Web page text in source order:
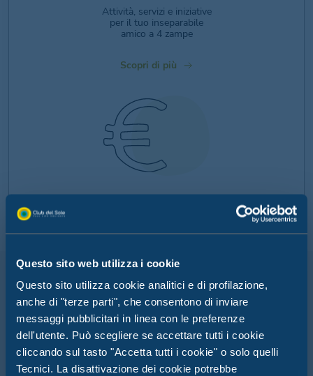
Questo sito web utilizza i cookie
Questo sito utilizza cookie analitici e di profilazione,
anche di "terze parti", che consentono di inviare
messaggi pubblicitari in linea con le preferenze
dell'utente. Può scegliere se accettare tutti i cookie
cliccando sul tasto "Accetta tutti i cookie" o solo quelli
Tecnici. La disattivazione dei cookie potrebbe
Attività, servizi e iniziative
per il tuo inseparabile
amico a 4 zampe
Scopri di più
pensieri con il pagamento
Scopri di più